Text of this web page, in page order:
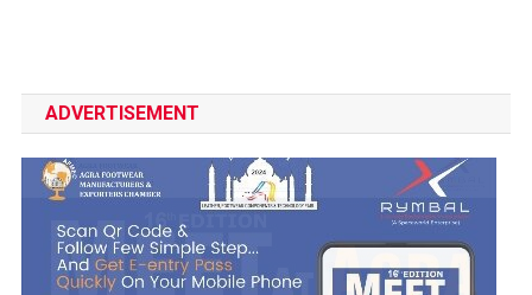
ADVERTISEMENT